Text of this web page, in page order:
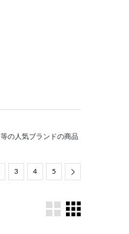
等の人気ブランドの商品
3 4 5